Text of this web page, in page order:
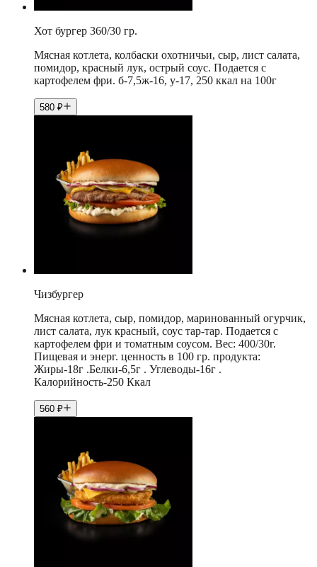
Хот бургер 360/30 гр.
Мясная котлета, колбаски охотничьи, сыр, лист салата,
помидор, красный лук, острый соус. Подается с
картофелем фри. б-7,5ж-16, у-17, 250 ккал на 100г
580 ₽
Чизбургер
Мясная котлета, сыр, помидор, маринованный огурчик,
лист салата, лук красный, соус тар-тар. Подается с
картофелем фри и томатным соусом. Вес: 400/30г.
Пищевая и энерг. ценность в 100 гр. продукта:
Жиры-18г .Белки-6,5г . Углеводы-16г .
Калорийность-250 Ккал
560 ₽